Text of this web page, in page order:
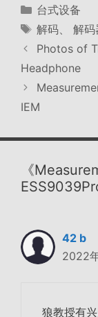
分
类
台式设备
标
签
解码、 解码
Photos of
Headphone
IEM
《
42 b
2022
狼教授有